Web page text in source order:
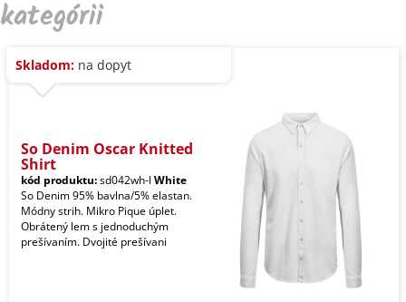
kategórii
Skladom: na dopyt
So Denim Oscar Knitted
Shirt
kód produktu:sd042wh-l White
So Denim 95% bavlna/5% elastan.
Módny strih. Mikro Pique úplet.
Obrátený lem s jednoduchým
prešívaním. Dvojité prešívani